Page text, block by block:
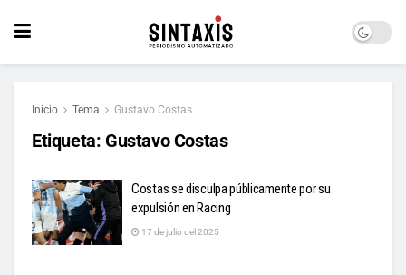
Inicio Tema Gustavo Costas
Etiqueta: Gustavo Costas
Costas se disculpa públicamente por su
expulsión en Racing
17 de julio del 2025